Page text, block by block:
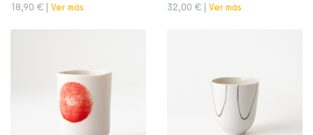
18,90 € | Ver más 32,00 € | Ver más